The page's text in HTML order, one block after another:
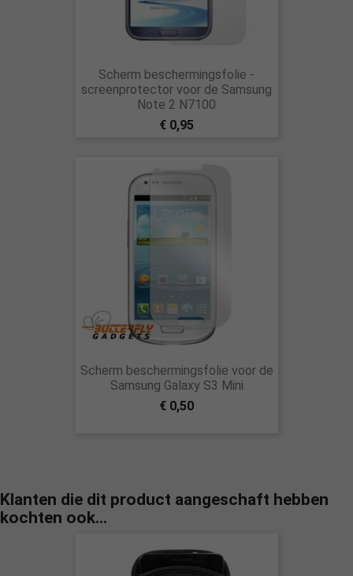
Scherm beschermingsfolie -
screenprotector voor de Samsung
Note 2 N7100
€ 0,95
Scherm beschermingsfolie voor de
Samsung Galaxy S3 Mini
€ 0,50
Klanten die dit product aangeschaft hebben
kochten ook...